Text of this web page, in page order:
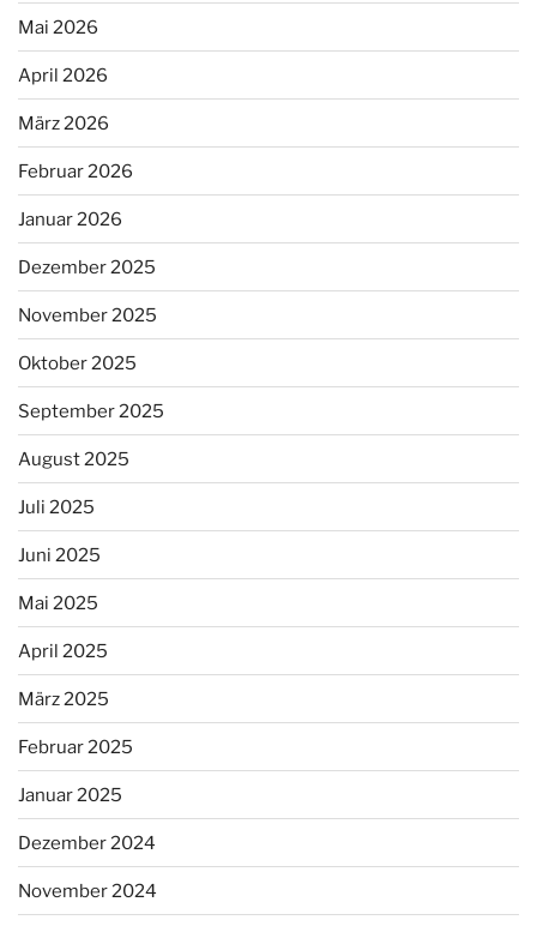
Mai 2026
April 2026
März 2026
Februar 2026
Januar 2026
Dezember 2025
November 2025
Oktober 2025
September 2025
August 2025
Juli 2025
Juni 2025
Mai 2025
April 2025
März 2025
Februar 2025
Januar 2025
Dezember 2024
November 2024